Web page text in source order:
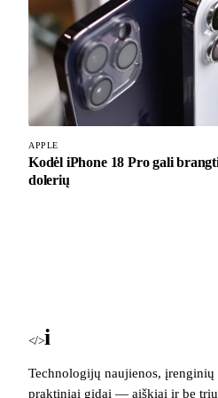
APPLE
Kodėl iPhone 18 Pro gali
dolerių
</>iBlog
Technologijų naujienos, įrenginių
praktiniai gidai — aiškiai ir be